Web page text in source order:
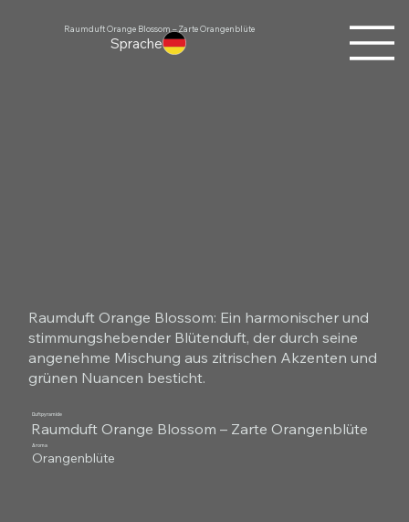
Sprache
Raumduft Orange Blossom – Zarte Orangenblüte
Raumduft Orange Blossom: Ein harmonischer und
stimmungshebender Blütenduft, der durch seine
angenehme Mischung aus zitrischen Akzenten und
grünen Nuancen besticht.
Duftpyramide
Raumduft Orange Blossom – Zarte Orangenblüte
Aroma
Orangenblüte